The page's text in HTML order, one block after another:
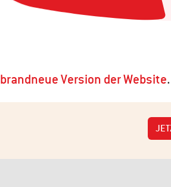
brandneue Version der Website